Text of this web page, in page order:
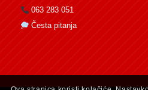
063 283 051
Česta pitanja